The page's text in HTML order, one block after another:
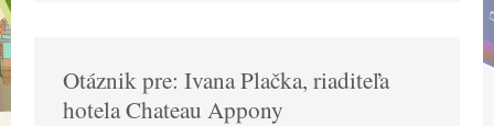
Otáznik pre: Ivana Plačka, riaditeľa
hotela Chateau Appony